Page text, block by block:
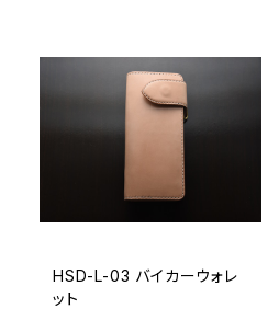
HSD-L-03 バイカーウォレ
ット